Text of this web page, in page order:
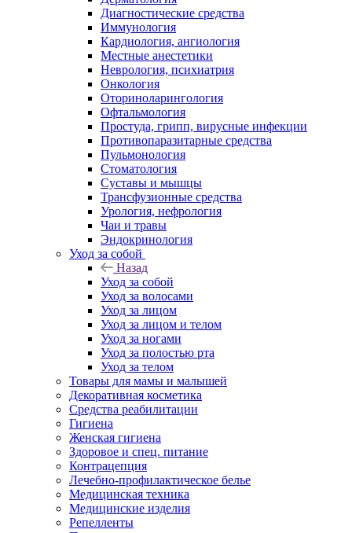
Диагностические средства
Иммунология
Кардиология, ангиология
Местные анестетики
Неврология, психиатрия
Онкология
Оториноларингология
Офтальмология
Простуда, грипп, вирусные инфекции
Противопаразитарные средства
Пульмонология
Стоматология
Суставы и мышцы
Трансфузионные средства
Урология, нефрология
Чаи и травы
Эндокринология
Уход за собой
Назад
Уход за собой
Уход за волосами
Уход за лицом
Уход за лицом и телом
Уход за ногами
Уход за полостью рта
Уход за телом
Товары для мамы и малышей
Декоративная косметика
Средства реабилитации
Гигиена
Женская гигиена
Здоровое и спец. питание
Контрацепция
Лечебно-профилактическое белье
Медицинская техника
Медицинские изделия
Репелленты